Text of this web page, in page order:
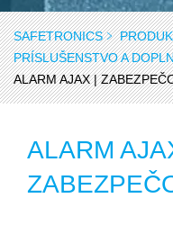
SAFETRONICS
PRÍSLUŠENSTVO A
ALARM AJAX |
ALARM